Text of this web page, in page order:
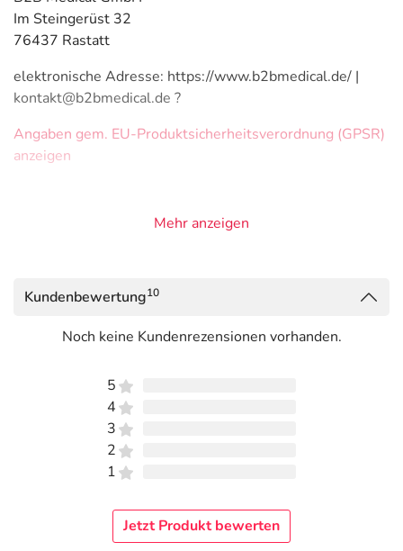
Im Steingerüst 32
76437 Rastatt
elektronische Adresse: https://www.b2bmedical.de/ |
kontakt@b2bmedical.de ?
Angaben gem. EU-Produktsicherheitsverordnung (GPSR)
anzeigen
Mehr anzeigen
Kundenbewertung10
Noch keine Kundenrezensionen vorhanden.
5
4
3
2
1
Jetzt Produkt bewerten